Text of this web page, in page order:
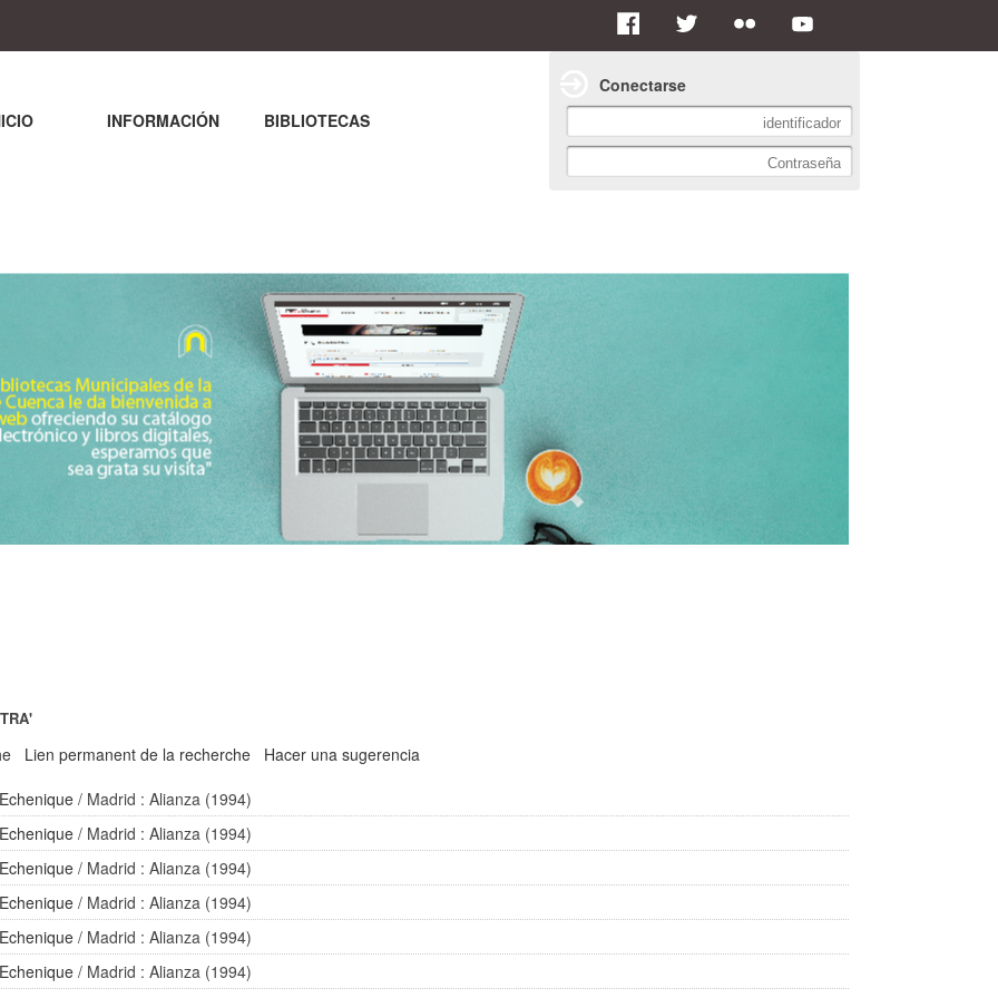
Lien permanent de la recherche
Hacer una sugerencia
/ Madrid : Alianza (1994)
/ Madrid : Alianza (1994)
/ Madrid : Alianza (1994)
/ Madrid : Alianza (1994)
/ Madrid : Alianza (1994)
/ Madrid : Alianza (1994)
INFORMACIÓN BIBLIOTECAS
Conectarse